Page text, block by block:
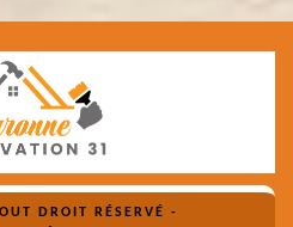
DROIT RÉSERVÉ -